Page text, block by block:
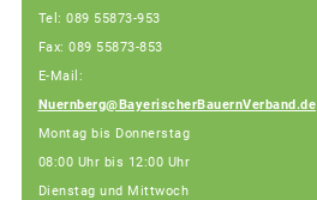
Tel: 089 55873-953
Fax: 089 55873-853
E-Mail:
Nuernberg@BayerischerBauernVerband.de
Montag bis Donnerstag
08:00 Uhr bis 12:00 Uhr
Dienstag und Mittwoch